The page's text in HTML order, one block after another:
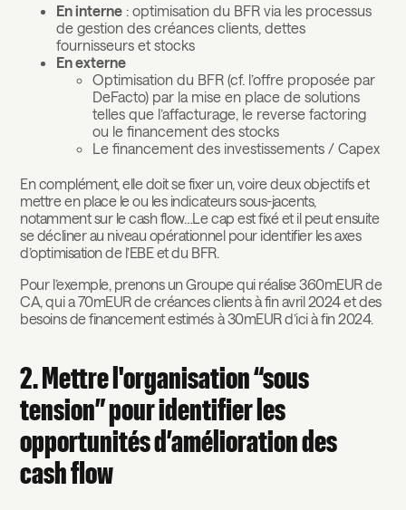
En interne : optimisation du BFR via les processus
de gestion des créances clients, dettes
fournisseurs et stocks
En externe
Optimisation du BFR (cf. l’offre proposée par
DeFacto) par la mise en place de solutions
telles que l’affacturage, le reverse factoring
ou le financement des stocks
Le financement des investissements / Capex
En complément, elle doit se fixer un, voire deux objectifs et
mettre en place le ou les indicateurs sous-jacents,
notamment sur le cash flow…Le cap est fixé et il peut ensuite
se décliner au niveau opérationnel pour identifier les axes
d’optimisation de l’EBE et du BFR.
Pour l’exemple, prenons un Groupe qui réalise 360mEUR de
CA, qui a 70mEUR de créances clients à fin avril 2024 et des
besoins de financement estimés à 30mEUR d’ici à fin 2024.
2. Mettre l'organisation “sous
tension” pour identifier les
opportunités d’amélioration des
cash flow